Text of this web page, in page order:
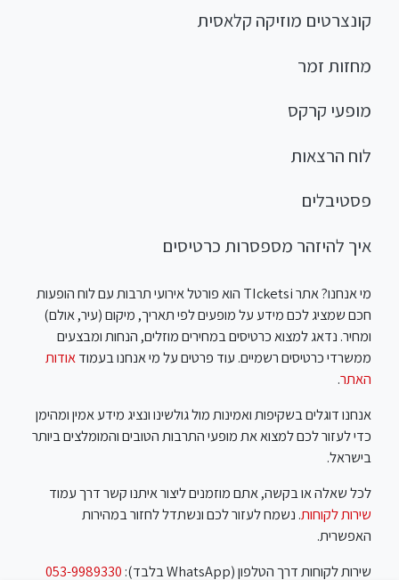
קונצרטים מוזיקה קלאסית
מחזות זמר
מופעי קרקס
לוח הרצאות
פסטיבלים
איך להיזהר מספסרות כרטיסים
מי אנחנו? אתר TIcketsi הוא פורטל אירועי תרבות עם לוח הופעות
חכם שמציג לכם מידע על מופעים לפי תאריך, מיקום (עיר, אולם)
ומחיר. נדאג למצוא כרטיסים במחירים מוזלים, הנחות ומבצעים
ממשרדי כרטיסים רשמיים. עוד פרטים על מי אנחנו בעמודאודות
האתר.
אנחנו דוגלים בשקיפות ואמינות מול גולשינו ונציג מידע אמין ומהימן
כדי לעזור לכם למצוא את מופעי התרבות הטובים והמומלצים ביותר
בישראל.
לכל שאלה או בקשה, אתם מוזמנים ליצור איתנו קשר דרך עמוד
שירות לקוחות. נשמח לעזור לכם ונשתדל לחזור במהירות
האפשרית.
שירות לקוחות דרך הטלפון (WhatsApp בלבד):
053-9989330